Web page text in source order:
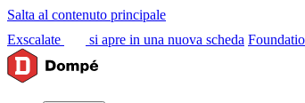
Salta al contenuto principale
Exscalate
si apre in una nuova scheda